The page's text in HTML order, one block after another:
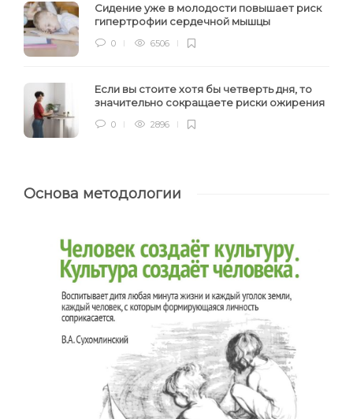
Сидение уже в молодости повышает риск
гипертрофии сердечной мышцы
0 6506
Если вы стоите хотя бы четверть дня, то
значительно сокращаете риски ожирения
0 2896
Основа методологии